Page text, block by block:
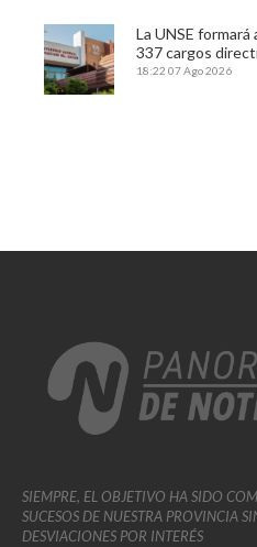
La UNSE
337 cargos
18:22 07 Ago 2026
SIEMPRE, EL OBJETIVO HA SIDO
SUCESOS DE NUESTRA PROVINCIA
DESVIACIONES POR INTERÉS